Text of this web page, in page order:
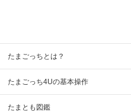
たまごっちとは？
たまごっち4Uの基本操作
たまとも図鑑